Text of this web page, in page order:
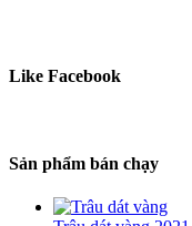
Like Facebook
Sản phẩm bán chạy